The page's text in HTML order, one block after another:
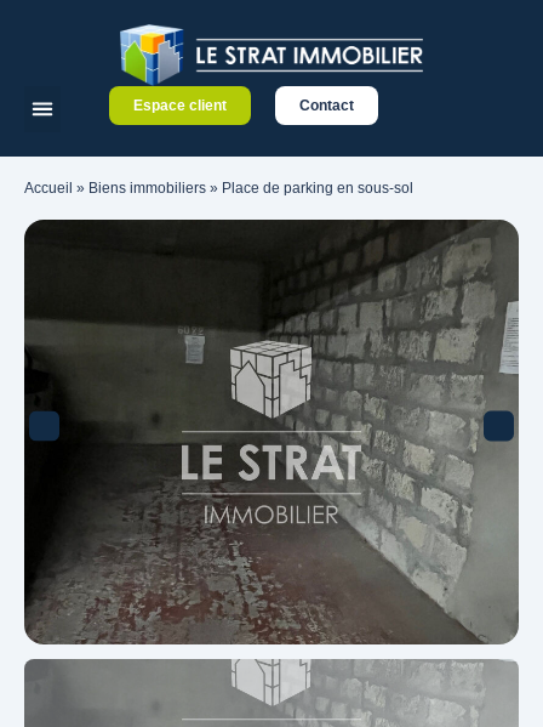
Espace client Contact
Accueil » Biens immobiliers » Place de parking en sous-sol